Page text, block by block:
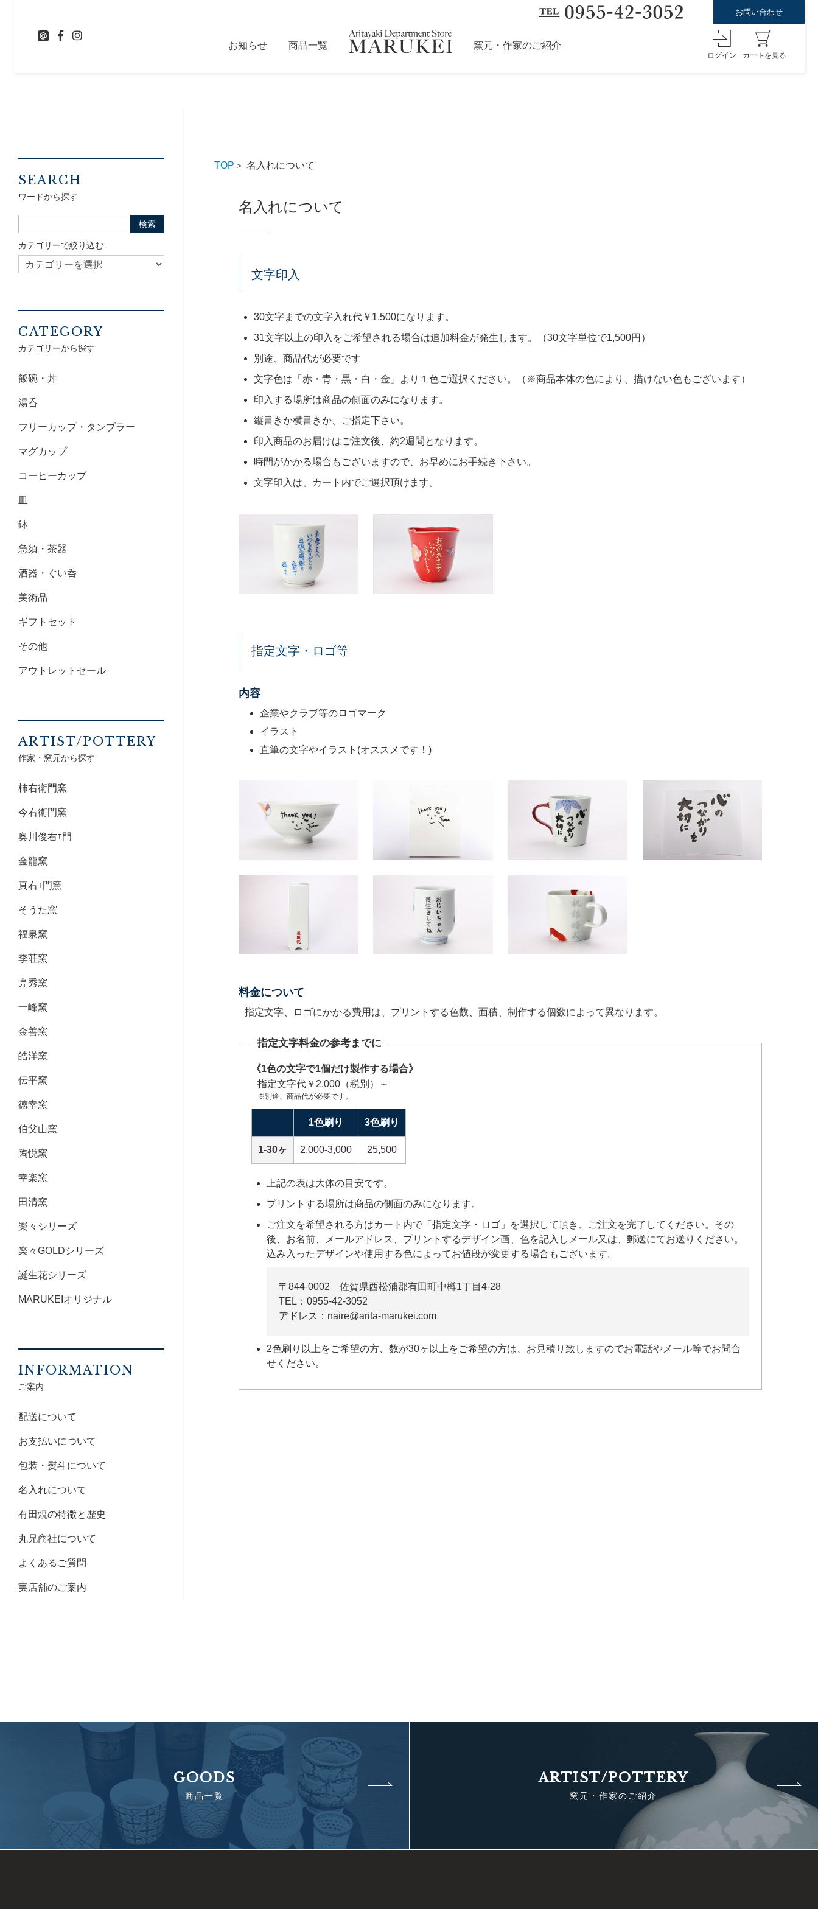
お問い合わせ
お知らせ 商品一覧 窯元・作家のご紹介
ログイン カートを見る
TOP ＞ 名入れについて
名入れについて
文字印入
30文字までの文字入れ代￥1,500になります。
31文字以上の印入をご希望される場合は追加料金が発生します。（30文字単位で1,500円）
別途、商品代が必要です
文字色は「赤・青・黒・白・金」より１色ご選択ください。（※商品本体の色により、描けない色もございます）
印入する場所は商品の側面のみになります。
縦書きか横書きか、ご指定下さい。
印入商品のお届けはご注文後、約2週間となります。
時間がかかる場合もございますので、お早めにお手続き下さい。
文字印入は、カート内でご選択頂けます。
指定文字・ロゴ等
内容
企業やクラブ等のロゴマーク
イラスト
直筆の文字やイラスト(オススメです！)
料金について
指定文字、ロゴにかかる費用は、プリントする色数、面積、制作する個数によって異なります。
指定文字料金の参考までに
《1色の文字で1個だけ製作する場合》
指定文字代￥2,000（税別）～
※別途、商品代が必要です。
1色刷り 3色刷り
1-30ヶ 2,000-3,000 25,500
上記の表は大体の目安です。
プリントする場所は商品の側面のみになります。
ご注文を希望される方はカート内で「指定文字・ロゴ」を選択して頂き、ご注文を完了してください。その
後、お名前、メールアドレス、プリントするデザイン画、色を記入しメール又は、郵送にてお送りください。
込み入ったデザインや使用する色によってお値段が変更する場合もございます。
〒844-0002 佐賀県西松浦郡有田町中樽1丁目4-28
TEL： 0955-42-3052
アドレス：naire@arita-marukei.com
2色刷り以上をご希望の方、数が30ヶ以上をご希望の方は、お見積り致しますのでお電話やメール等でお問合
せください。
SEARCH
ワードから探す
カテゴリーで絞り込む
CATEGORY
カテゴリーから探す
飯碗・丼
湯呑
フリーカップ・タンブラー
マグカップ
コーヒーカップ
皿
鉢
急須・茶器
酒器・ぐい呑
美術品
ギフトセット
その他
アウトレットセール
ARTIST/POTTERY
作家・窯元から探す
柿右衛門窯
今右衛門窯
奥川俊右ｴ門
金龍窯
真右ｴ門窯
そうた窯
福泉窯
李荘窯
亮秀窯
一峰窯
金善窯
皓洋窯
伝平窯
徳幸窯
伯父山窯
陶悦窯
幸楽窯
田清窯
楽々シリーズ
楽々GOLDシリーズ
誕生花シリーズ
MARUKEIオリジナル
INFORMATION
ご案内
配送について
お支払いについて
包装・熨斗について
名入れについて
有田焼の特徴と歴史
丸兄商社について
よくあるご質問
実店舗のご案内
GOODS
商品一覧
ARTIST/POTTERY
窯元・作家のご紹介